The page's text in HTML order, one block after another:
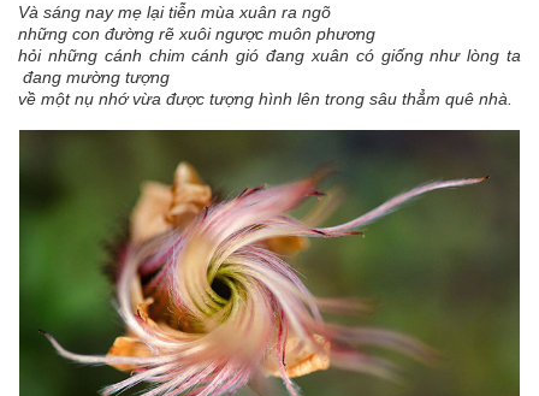
Và sáng nay mẹ lại tiễn mùa xuân ra ngõ
những con đường rẽ xuôi ngược muôn phương
hỏi những cánh chim cánh gió đang xuân có giống như lòng ta
đang mường tượng
về một nụ nhớ vừa được tượng hình lên trong sâu thẳm quê nhà.